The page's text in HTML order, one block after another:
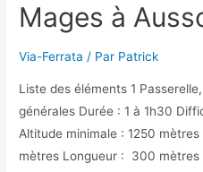
Mages à
Via-Ferrata / Par Patrick
Liste des éléments 1
générales Durée : 1 à 1h30
Altitude minimale : 1250
mètres Longueur : 300